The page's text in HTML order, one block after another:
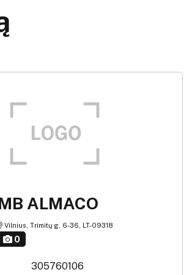
ALMACO
Vilnius, Trimitų g. 6-36, LT-09318
0
305760106